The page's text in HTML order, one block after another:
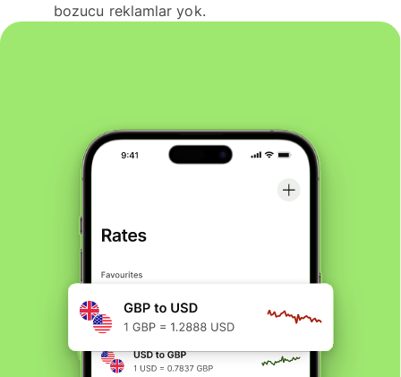
bozucu reklamlar yok.